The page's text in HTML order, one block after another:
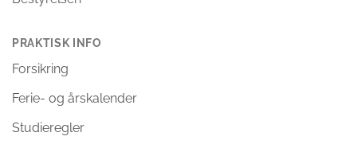
PRAKTISK INFO
Forsikring
Ferie- og årskalender
Studieregler